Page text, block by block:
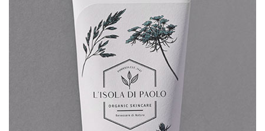
SCHEDA PRODOTTO